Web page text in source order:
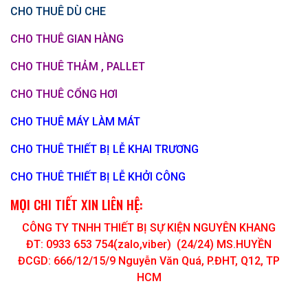
CHO THUÊ DÙ CHE
CHO THUÊ GIAN HÀNG
CHO THUÊ THẢM , PALLET
CHO THUÊ CỔNG HƠI
CHO THUÊ MÁY LÀM MÁT
CHO THUÊ THIẾT BỊ LỄ KHAI TRƯƠNG
CHO THUÊ THIẾT BỊ LỄ KHỞI CÔNG
MỌI CHI TIẾT XIN LIÊN HỆ:
CÔNG TY TNHH THIẾT BỊ SỰ KIỆN NGUYÊN KHANG
ĐT: 0933 653 754(zalo,viber) (24/24) MS.HUYỀN
ĐCGD: 666/12/15/9 Nguyễn Văn Quá, P.ĐHT, Q12, TP
HCM